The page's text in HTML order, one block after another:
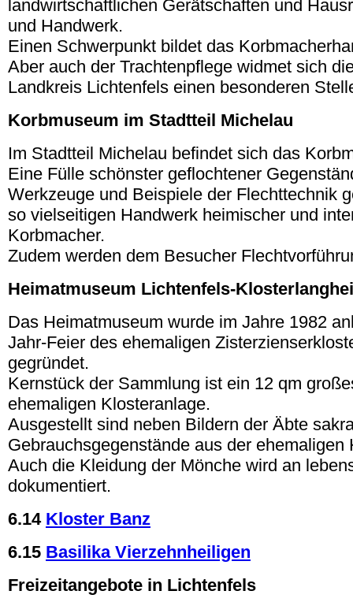
landwirtschaftlichen Gerätschaften und
und Handwerk.
Einen Schwerpunkt bildet das
Aber auch der Trachtenpflege widmet sich
Landkreis Lichtenfels einen besonderen
Korbmuseum im Stadtteil Michelau
Im Stadtteil Michelau befindet sich das
Eine Fülle schönster geflochtener
Werkzeuge und Beispiele der Flechttechnik
so vielseitigen Handwerk heimischer und
Korbmacher.
Zudem werden dem Besucher
Heimatmuseum Lichtenfels-
Das Heimatmuseum wurde im Jahre 1982
Jahr-Feier des ehemaligen
gegründet.
Kernstück der Sammlung ist ein 12 qm
ehemaligen Klosteranlage.
Ausgestellt sind neben Bildern der Äbte
Gebrauchsgegenstände aus der ehemaligen
Auch die Kleidung der Mönche wird an
dokumentiert.
6.14 Kloster Banz
6.15 Basilika Vierzehnheiligen
Freizeitangebote in Lichtenfels